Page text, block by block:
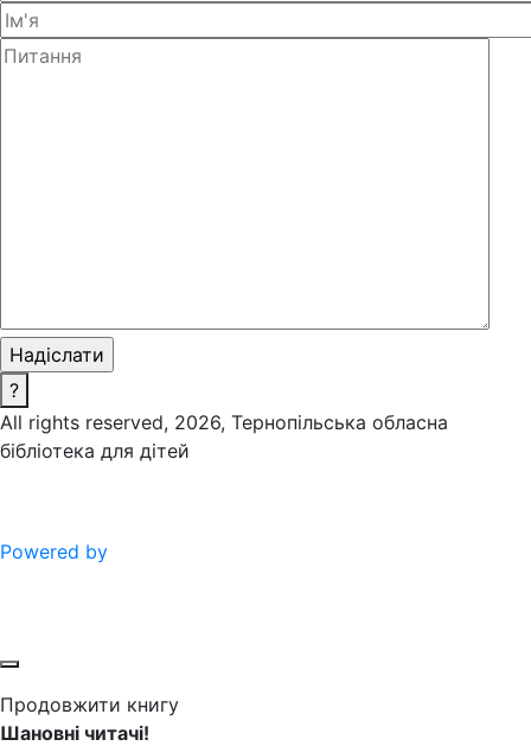
?
All rights reserved, 2026, Тернопільська обласна
бібліотека для дітей
Powered by
Продовжити книгу
Шановні читачі!